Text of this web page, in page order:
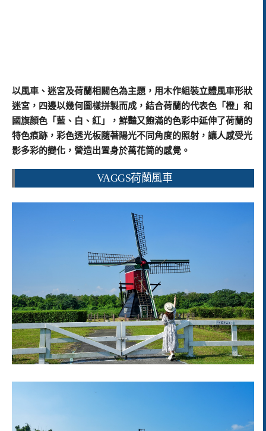
以風車、迷宮及荷蘭相關色為主題，用木作組裝立體風車形狀
迷宮，四邊以幾何圖樣拼製而成，結合荷蘭的代表色「橙」和
國旗顏色「藍、白、紅」，鮮豔又飽滿的色彩中延伸了荷蘭的
特色痕跡，彩色透光板隨著陽光不同角度的照射，讓人感受光
影多彩的變化，營造出置身於萬花筒的感覺。
VAGGS荷蘭風車